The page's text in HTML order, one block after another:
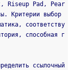
, Riseup Pad, Pear
Критерии выбор
соответству
способная г
ссылочный